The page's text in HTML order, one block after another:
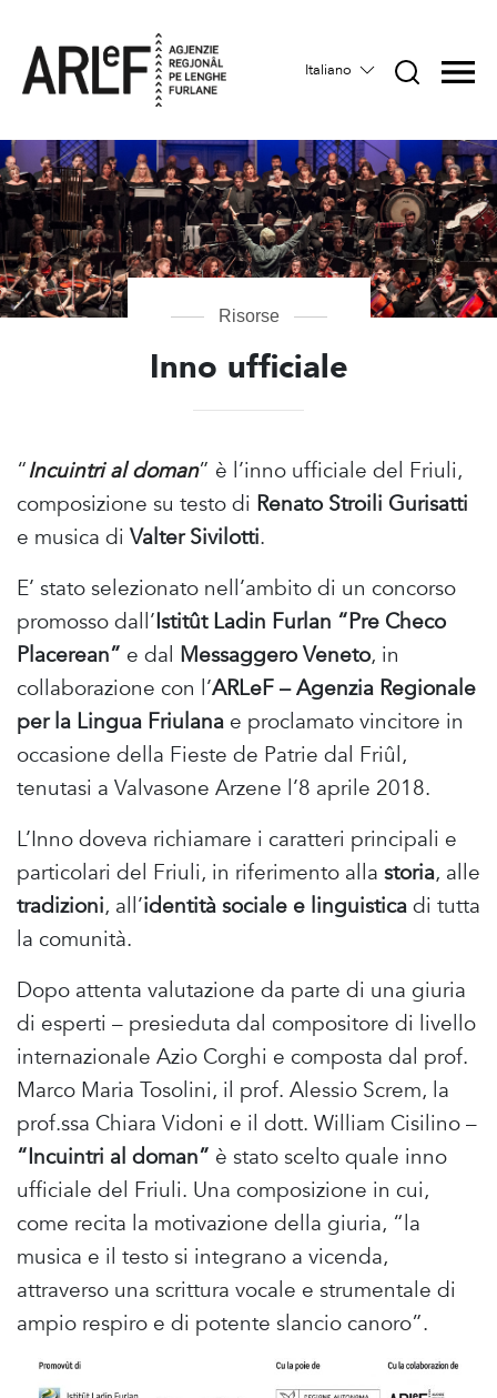
Italiano
Risorse
Inno ufficiale
“Incuintri al doman” è l’inno ufficiale del Friuli,
composizione su testo di Renato Stroili Gurisatti
e musica di Valter Sivilotti.
E’ stato selezionato nell’ambito di un concorso
promosso dall’Istitût Ladin Furlan “Pre Checo
Placerean” e dal Messaggero Veneto, in
collaborazione con l’ARLeF – Agenzia Regionale
per la Lingua Friulana e proclamato vincitore in
occasione della Fieste de Patrie dal Friûl,
tenutasi a Valvasone Arzene l’8 aprile 2018.
L’Inno doveva richiamare i caratteri principali e
particolari del Friuli, in riferimento alla storia, alle
tradizioni, all’identità sociale e linguisticadi tutta
la comunità.
Dopo attenta valutazione da parte di una giuria
di esperti – presieduta dal compositore di livello
internazionale Azio Corghi e composta dal prof.
Marco Maria Tosolini, il prof. Alessio Screm, la
prof.ssa Chiara Vidoni e il dott. William Cisilino –
“Incuintri al doman” è stato scelto quale inno
ufficiale del Friuli. Una composizione in cui,
come recita la motivazione della giuria, “la
musica e il testo si integrano a vicenda,
attraverso una scrittura vocale e strumentale di
ampio respiro e di potente slancio canoro”.